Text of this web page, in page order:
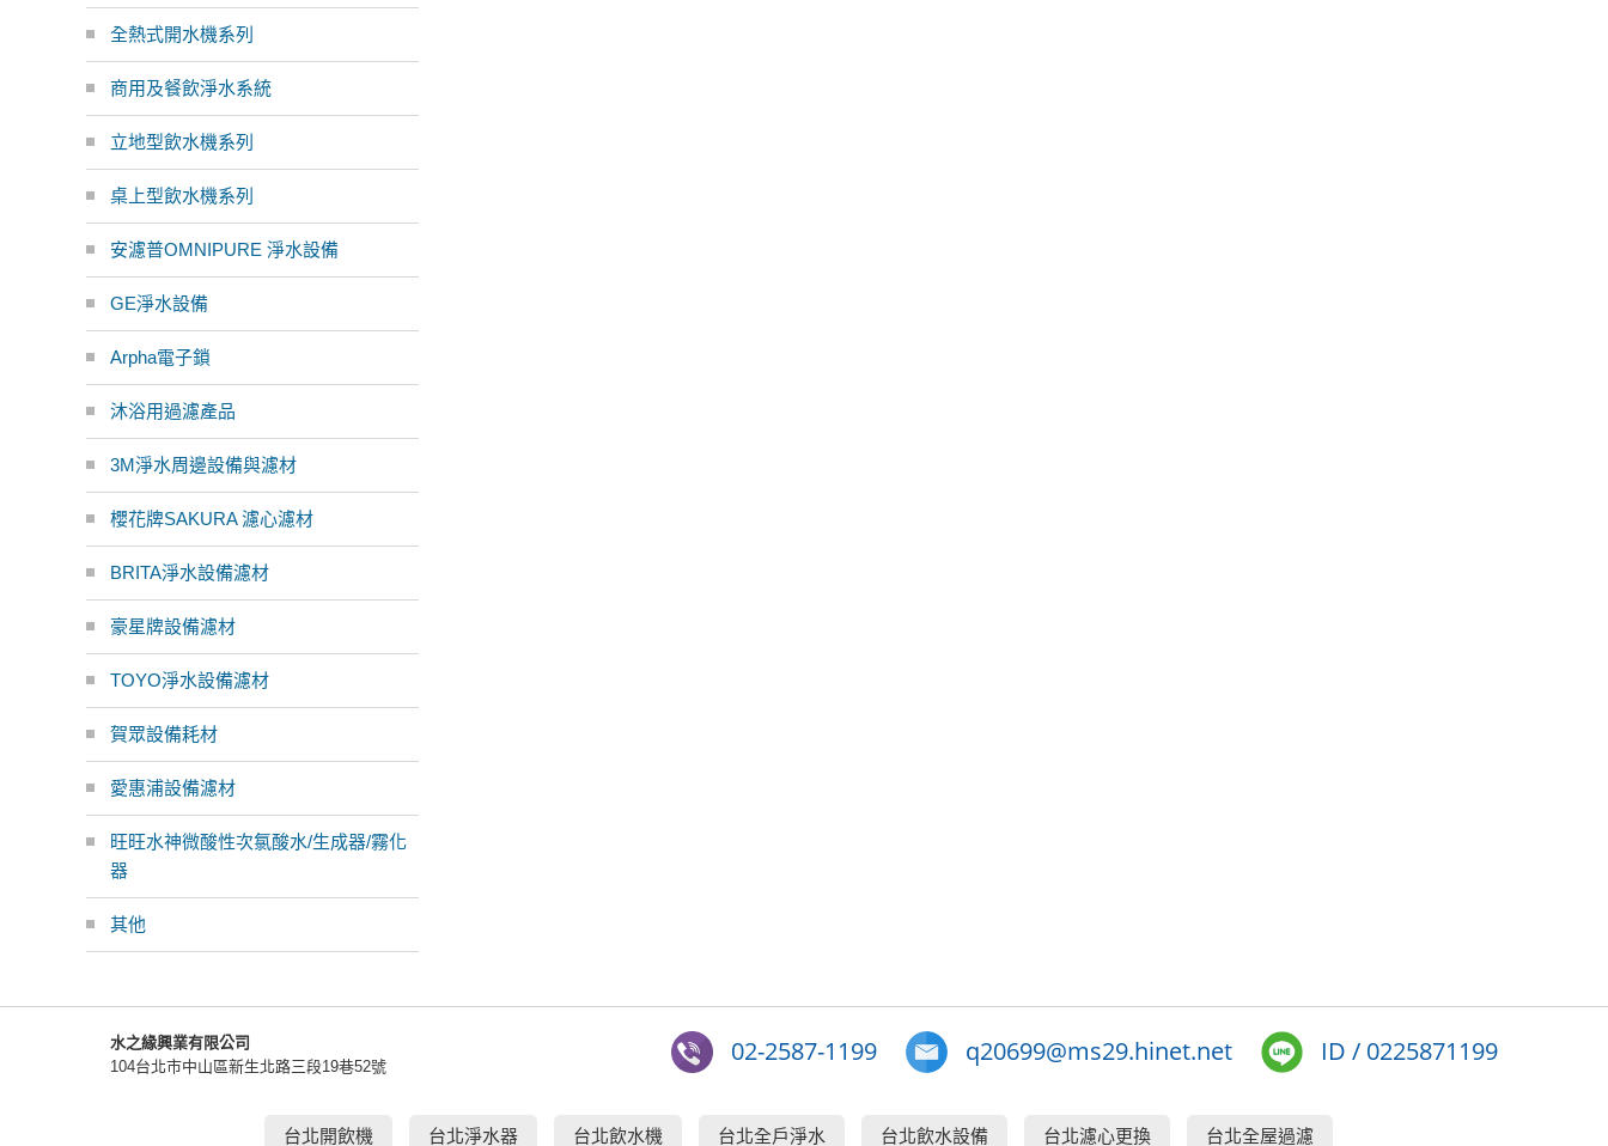
全熱式開水機系列
商用及餐飲淨水系統
立地型飲水機系列
桌上型飲水機系列
安濾普OMNIPURE 淨水設備
GE淨水設備
Arpha電子鎖
沐浴用過濾產品
3M淨水周邊設備與濾材
櫻花牌SAKURA 濾心濾材
BRITA淨水設備濾材
豪星牌設備濾材
TOYO淨水設備濾材
賀眾設備耗材
愛惠浦設備濾材
旺旺水神微酸性次氯酸水/生成器/霧化
器
其他
水之緣興業有限公司
104台北市中山區新生北路三段19巷52號
02-2587-1199 q20699@ms29.hinet.net ID / 0225871199
台北開飲機 台北淨水器 台北飲水機 台北全戶淨水 台北飲水設備 台北濾心更換 台北全屋過濾